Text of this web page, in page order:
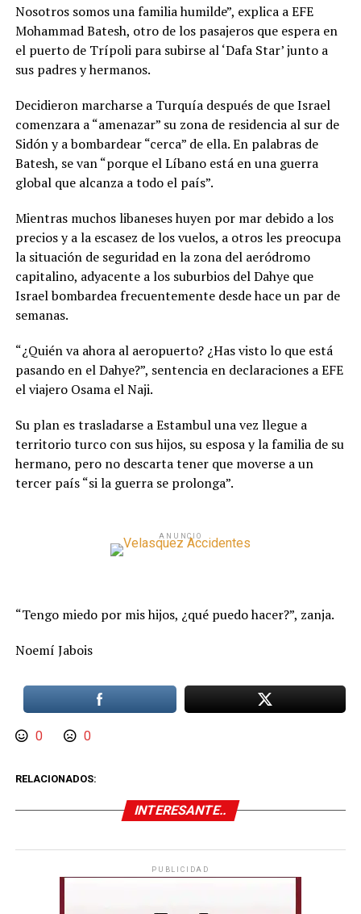
Nosotros somos una familia humilde”, explica a EFE
Mohammad Batesh, otro de los pasajeros que espera en
el puerto de Trípoli para subirse al ‘Dafa Star’ junto a
sus padres y hermanos.
Decidieron marcharse a Turquía después de que Israel
comenzara a “amenazar” su zona de residencia al sur de
Sidón y a bombardear “cerca” de ella. En palabras de
Batesh, se van “porque el Líbano está en una guerra
global que alcanza a todo el país”.
Mientras muchos libaneses huyen por mar debido a los
precios y a la escasez de los vuelos, a otros les preocupa
la situación de seguridad en la zona del aeródromo
capitalino, adyacente a los suburbios del Dahye que
Israel bombardea frecuentemente desde hace un par de
semanas.
“¿Quién va ahora al aeropuerto? ¿Has visto lo que está
pasando en el Dahye?”, sentencia en declaraciones a EFE
el viajero Osama el Naji.
Su plan es trasladarse a Estambul una vez llegue a
territorio turco con sus hijos, su esposa y la familia de su
hermano, pero no descarta tener que moverse a un
tercer país “si la guerra se prolonga”.
ANUNCIO
“Tengo miedo por mis hijos, ¿qué puedo hacer?”, zanja.
Noemí Jabois
0 0
RELACIONADOS:
INTERESANTE..
PUBLICIDAD